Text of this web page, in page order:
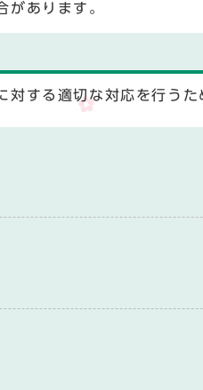
があります。
する適切な対応を行う